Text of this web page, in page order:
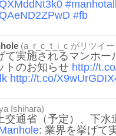
#fb
(a_r_c_t_i_c がリツイ
て実施されるマンホー
トのお知らせ http://
http://t.co/
Ishihara)
交通省（予定）、下水
: 業界を挙げて